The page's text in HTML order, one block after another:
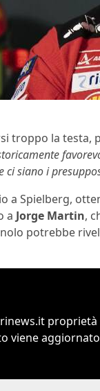
troppo la testa,
ci siano i
a Spielberg,
a Jorge Martin,
potrebbe
proprietà
viene